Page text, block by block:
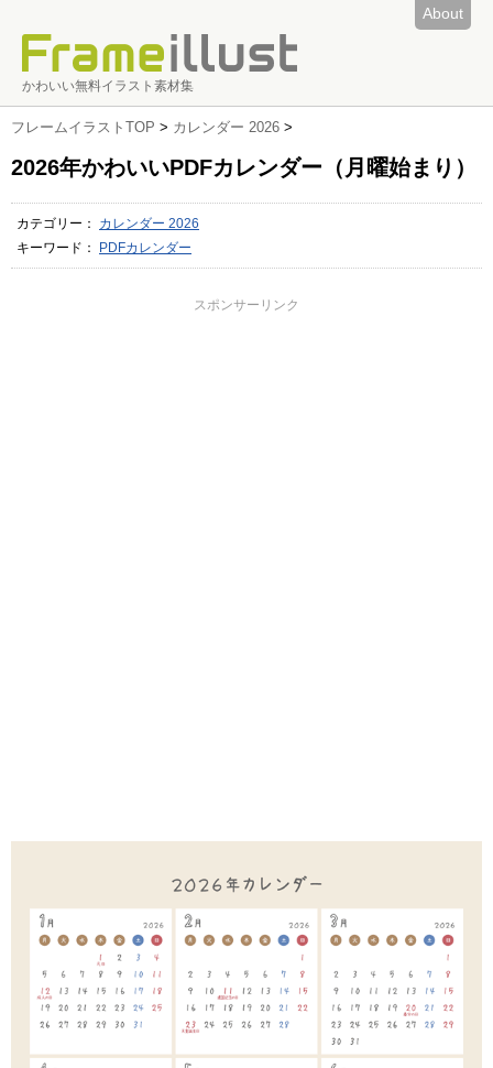
About
かわいい無料イラスト素材集
フレームイラストTOP > カレンダー 2026 >
2026年かわいいPDFカレンダー（月曜始まり）
カテゴリー： カレンダー 2026
キーワード：
PDFカレンダー
スポンサーリンク